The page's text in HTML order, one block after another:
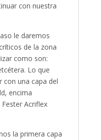
con nuestra
le daremos
de la zona
como son:
Lo que
con una capa del
encima
Acriflex
la primera capa